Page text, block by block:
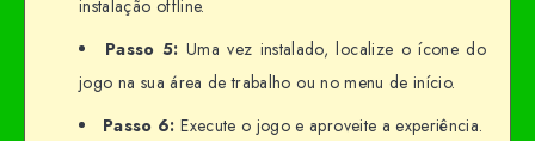
instalação offline.
Passo 5: Uma vez instalado, localize o ícone do
jogo na sua área de trabalho ou no menu de início.
Passo 6: Execute o jogo e aproveite a experiência.